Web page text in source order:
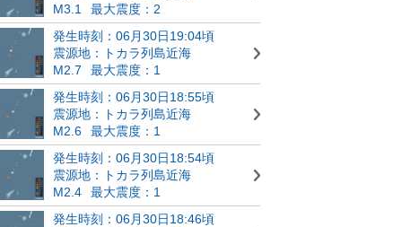
M3.1
最大震度：2
発生時刻：06月30日19:04頃
震源地：トカラ列島近海
M2.7
最大震度：1
発生時刻：06月30日18:55頃
震源地：トカラ列島近海
M2.6
最大震度：1
発生時刻：06月30日18:54頃
震源地：トカラ列島近海
M2.4
最大震度：1
発生時刻：06月30日18:46頃